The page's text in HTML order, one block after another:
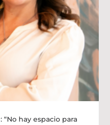
“No hay espacio para